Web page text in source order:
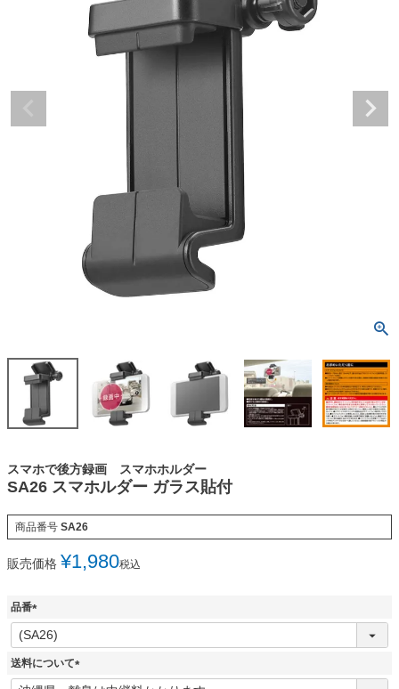
スマホで後方録画 スマホホルダー
SA26 スマホルダー ガラス貼付
商品番号 SA26
販売価格 ¥1,980税込
品番
(
必
須
送料について
(